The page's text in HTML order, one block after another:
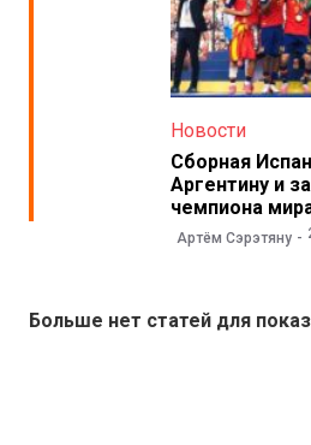
Новости
Сборная
Аргентину и
чемпиона
Артём Сэрэтяну
Больше нет статей для